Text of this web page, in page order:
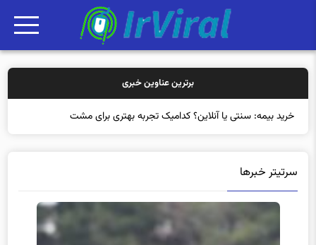
برترین عناوین خبری
خرید بیمه: سنتی یا آنلاین؟ کدامیک تجربه بهتری برای مشتریان ایجا
سرتیتر خبرها